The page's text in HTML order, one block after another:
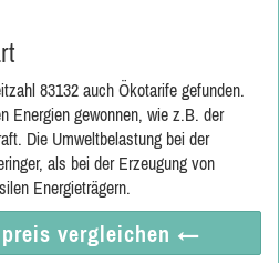
83132 auch Ökotarife gefunden.
Energien gewonnen, wie z.B. der
Die Umweltbelastung bei der
als bei der Erzeugung von
Energieträgern.
vergleichen ←